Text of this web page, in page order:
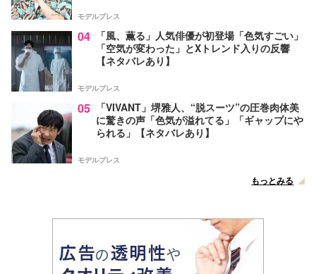
モデルプレス
04
「風、薫る」人気俳優が初登場「色気すごい」
「空気が変わった」とXトレンド入りの反響
【ネタバレあり】
モデルプレス
05
「VIVANT」堺雅人、“脱スーツ”の圧巻肉体美
に驚きの声「色気が溢れてる」「ギャップにや
られる」【ネタバレあり】
モデルプレス
もっとみる